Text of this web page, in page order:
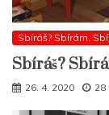
Sbíráš? Sbírám.
Sbíráš?
26. 4. 2020 28